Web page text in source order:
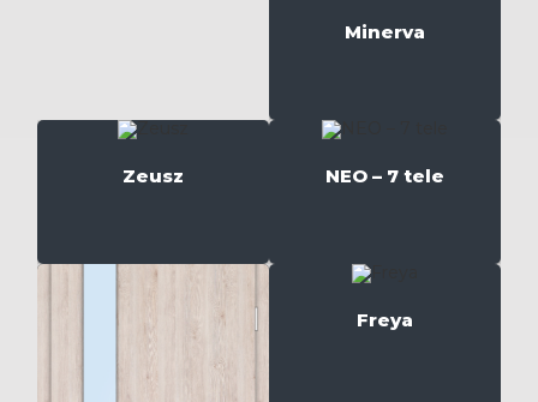
Minerva
Zeusz NEO – 7 tele
Freya